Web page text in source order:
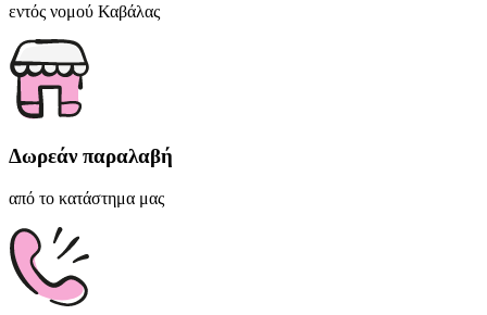
εντός νομού Καβάλας
Δωρεάν παραλαβή
από το κατάστημα μας